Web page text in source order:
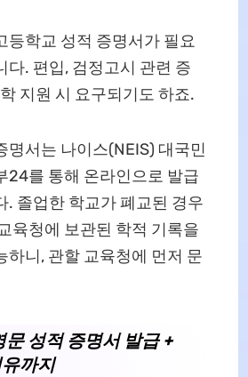
등학교 성적 증명서가 필요
다. 편입, 검정고시 관련 증
지원 시 요구되기도 하죠.
명서는 나이스(NEIS) 대국민
24를 통해 온라인으로 발급
. 졸업한 학교가 폐교된 경우
육청에 보관된 학적 기록을
하니, 관할 교육청에 먼저 문
문 성적 증명서 발급 +
까지